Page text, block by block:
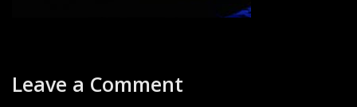
Leave a Comment